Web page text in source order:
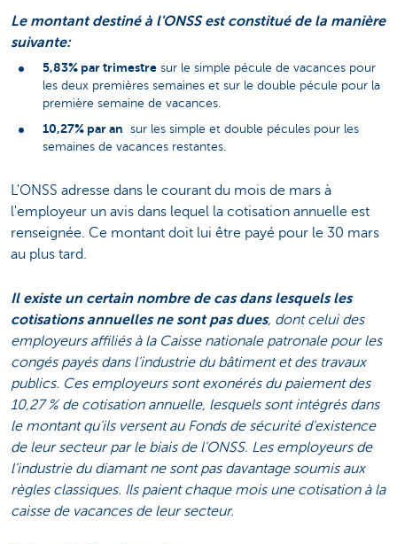
Le montant destiné à l'ONSS est constitué de la manière
suivante:
5,83% par trimestre sur le simple pécule de vacances pour
les deux premières semaines et sur le double pécule pour la
première semaine de vacances.
10,27% par an sur les simple et double pécules pour les
semaines de vacances restantes.
L'ONSS adresse dans le courant du mois de mars à
l'employeur un avis dans lequel la cotisation annuelle est
renseignée. Ce montant doit lui être payé pour le 30 mars
au plus tard.
Il existe un certain nombre de cas dans lesquels les
cotisations annuelles ne sont pas dues, dont celui des
employeurs affiliés à la Caisse nationale patronale pour les
congés payés dans l'industrie du bâtiment et des travaux
publics. Ces employeurs sont exonérés du paiement des
10,27 % de cotisation annuelle, lesquels sont intégrés dans
le montant qu'ils versent au Fonds de sécurité d'existence
de leur secteur par le biais de l'ONSS. Les employeurs de
l'industrie du diamant ne sont pas davantage soumis aux
règles classiques. Ils paient chaque mois une cotisation à la
caisse de vacances de leur secteur.